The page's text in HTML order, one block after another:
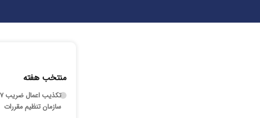
منتخب هفته
سازمان تنظیم مقررات